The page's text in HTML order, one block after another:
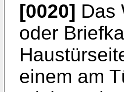
[0020] Das
oder
einem am